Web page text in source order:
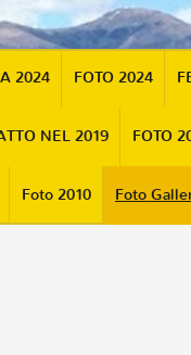
2024 FOTO 2024
NEL 2019 FOTO
Foto 2010 Foto